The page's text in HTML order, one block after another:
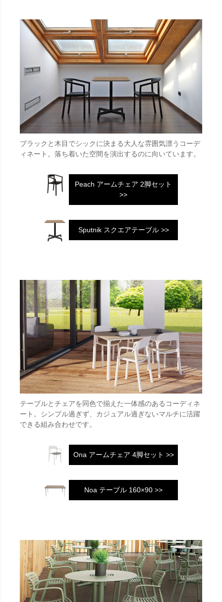
ブラックと木目でシックに決まる大人な雰囲気漂うコーデ
ィネート。落ち着いた空間を演出するのに向いています。
Peach アームチェア 2脚セット
>>
Sputnik スクエアテーブル >>
テーブルとチェアを同色で揃えた一体感のあるコーディネ
ート。シンプル過ぎず、カジュアル過ぎないマルチに活躍
できる組み合わせです。
Ona アームチェア 4脚セット >>
Noa テーブル 160×90 >>